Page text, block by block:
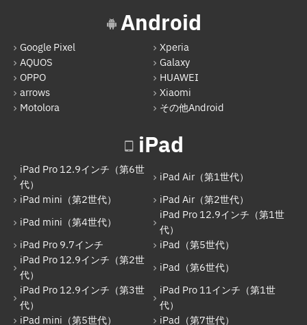
その他Android
iPad
iPad Pro 12.9インチ（第6世代）
iPad mini（第2世代）
iPad Air（第2世代）
iPad mini（第4世代）
iPad Pro 12.9インチ（第1世代）
iPad Pro 9.7インチ
iPad Pro 12.9インチ（第2世代）
iPad（第6世代）
Android
Google Pixel
Xperia
AQUOS
Galaxy
OPPO
HUAWEI
arrows
Xiaomi
Motolora
その他Android
iPad
iPad Pro 12.9インチ（第6世
代）
iPad Air（第1世代）
iPad mini（第2世代）
iPad Air（第2世代）
iPad mini（第4世代）
iPad Pro 12.9インチ（第1世
代）
iPad Pro 9.7インチ
iPad（第5世代）
iPad Pro 12.9インチ（第2世
代）
iPad（第6世代）
iPad Pro 12.9インチ（第3世
代）
iPad Pro 11インチ（第1世
代）
iPad mini（第5世代）
iPad（第7世代）